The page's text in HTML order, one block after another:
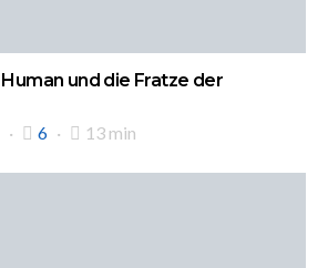
und die Fratze der
6 13 min